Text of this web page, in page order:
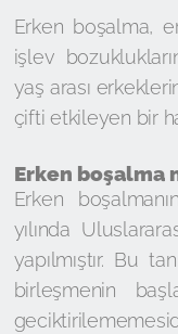
Erken boşalma,
işlev
yaş arası
çifti etkileyen bir
Erken boşalma
Erken
yılında
yapılmıştır. Bu
birleşmenin